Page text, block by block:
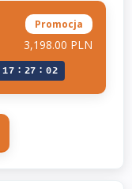
Promocja
3,198.00 PLN
17 : 27 : 02